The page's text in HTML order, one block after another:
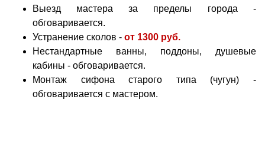
Выезд мастера за пределы города -
обговаривается.
Устранение сколов - от 1300 руб.
Нестандартные ванны, поддоны, душевые
кабины - обговаривается.
Монтаж сифона старого типа (чугун) -
обговаривается с мастером.